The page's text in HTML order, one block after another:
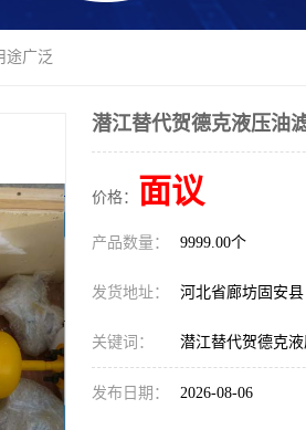
途广泛
潜江替代贺德克液压油
价格： 面议
产品数量： 9999.00个
发货地址： 河北省廊坊固安县
关键词： 潜江替代贺德克
发布日期： 2026-08-06